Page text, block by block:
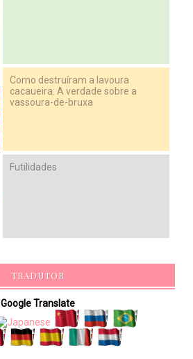
Como destruíram a lavoura
cacaueira: A verdade sobre a
vassoura-de-bruxa
Futilidades
TRADUTOR
Google Translate